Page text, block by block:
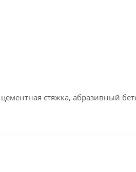
стяжка, абразивный